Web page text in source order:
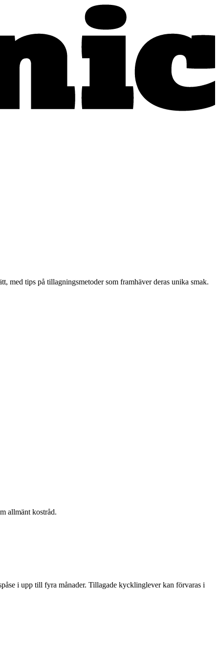
med tips på tillagningsmetoder som framhäver deras unika smak.
allmänt kostråd.
i upp till fyra månader. Tillagade kycklinglever kan förvaras i